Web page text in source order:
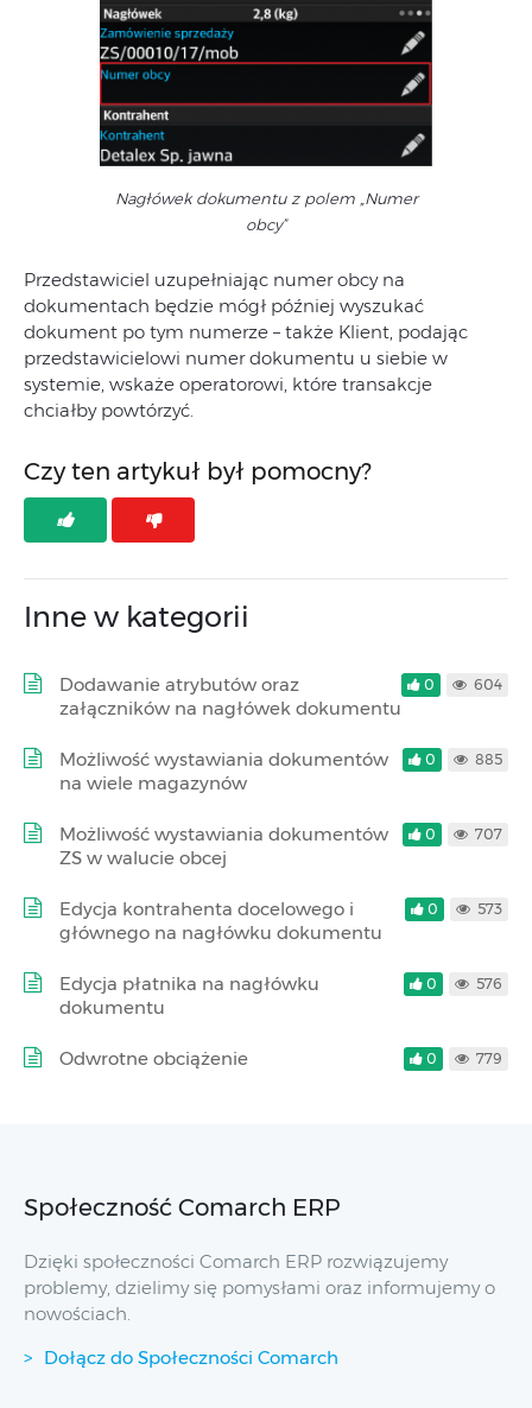
Nagłówek dokumentu z polem „Numer
obcy”
Przedstawiciel uzupełniając numer obcy na
dokumentach będzie mógł później wyszukać
dokument po tym numerze – także Klient, podając
przedstawicielowi numer dokumentu u siebie w
systemie, wskaże operatorowi, które transakcje
chciałby powtórzyć.
Czy ten artykuł był pomocny?
Inne w kategorii
Dodawanie atrybutów oraz
załączników na nagłówek dokumentu
0 604
Możliwość wystawiania dokumentów
na wiele magazynów
0 885
Możliwość wystawiania dokumentów
ZS w walucie obcej
0 707
Edycja kontrahenta docelowego i
głównego na nagłówku dokumentu
0 573
Edycja płatnika na nagłówku
dokumentu
0 576
Odwrotne obciążenie 0 779
Społeczność Comarch ERP
Dzięki społeczności Comarch ERP rozwiązujemy
problemy, dzielimy się pomysłami oraz informujemy o
nowościach.
Dołącz do Społeczności Comarch